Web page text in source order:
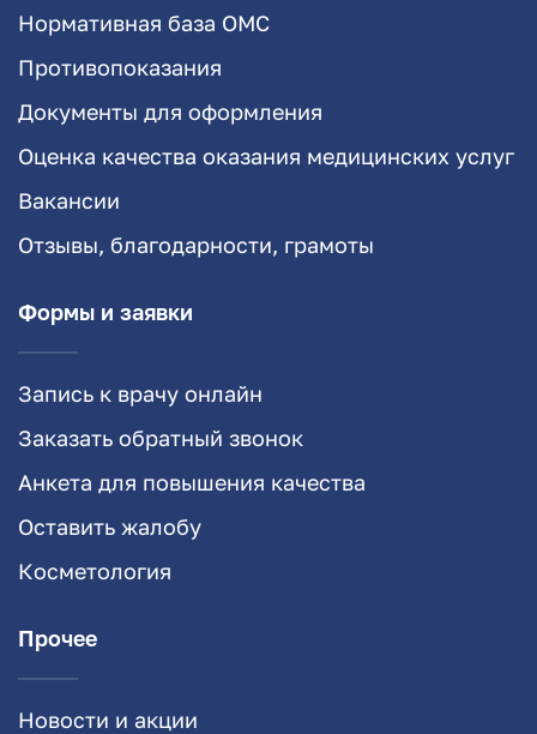
Нормативная база ОМС
Противопоказания
Документы для оформления
Оценка качества оказания медицинских услуг
Вакансии
Отзывы, благодарности, грамоты
Формы и заявки
Запись к врачу онлайн
Заказать обратный звонок
Анкета для повышения качества
Оставить жалобу
Косметология
Прочее
Новости и акции